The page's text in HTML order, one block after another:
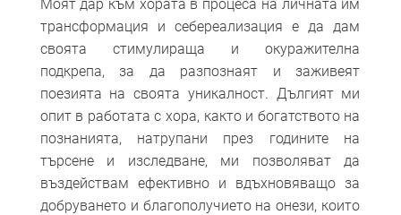
Моят дар към хората в процеса на личната им
трансформация и себереализация е да дам
своята стимулираща и окуражителна
подкрепа, за да разпознаят и заживеят
поезията на своята уникалност. Дългият ми
опит в работата с хора, както и богатството на
познанията, натрупани през годините на
търсене и изследване, ми позволяват да
въздействам ефективно и вдъхновяващо за
добруването и благополучието на онези, които